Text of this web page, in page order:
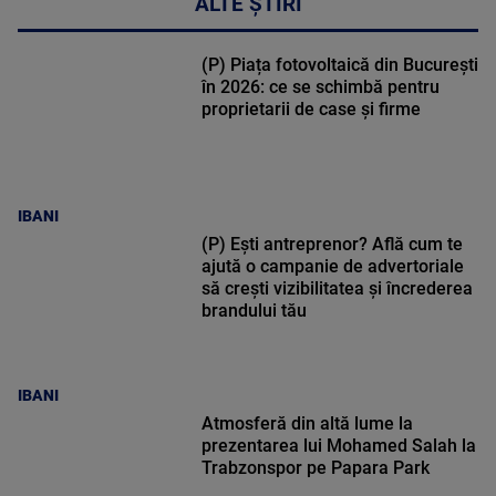
IBANI
(P) Piața fotovoltaică din București
în 2026: ce se schimbă pentru
proprietarii de case și firme
IBANI
(P) Ești antreprenor? Află cum te
ajută o campanie de advertoriale
să crești vizibilitatea și încrederea
brandului tău
Atmosferă din altă lume la
prezentarea lui Mohamed Salah la
Trabzonspor pe Papara Park